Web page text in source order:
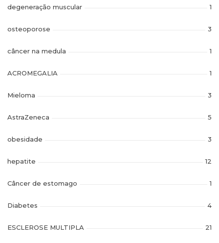
degeneração muscular 1
osteoporose 3
câncer na medula 1
ACROMEGALIA 1
Mieloma 3
AstraZeneca 5
obesidade 3
hepatite 12
Câncer de estomago 1
Diabetes 4
ESCLEROSE MULTIPLA 21